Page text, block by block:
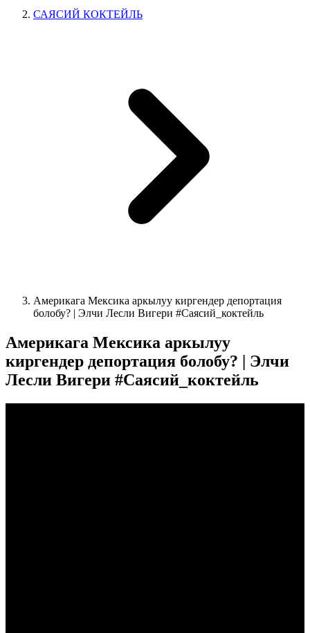
САЯСИЙ КОКТЕЙЛЬ
Америкага Мексика аркылуу киргендер депортация
болобу? | Элчи Лесли Вигери #Саясий_коктейль
Америкага Мексика аркылуу
киргендер депортация болобу? | Элчи
Лесли Вигери #Саясий_коктейль